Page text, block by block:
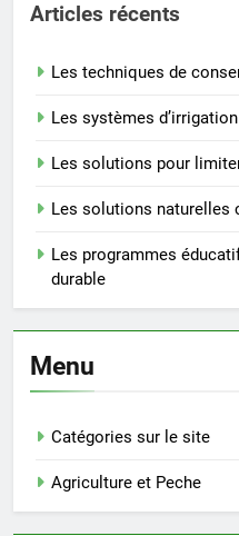
Articles récents
Les techniques de
Les systèmes
Les solutions pour
Les solutions naturelles
Les programmes
durable
Menu
Catégories sur le site
Agriculture et Peche